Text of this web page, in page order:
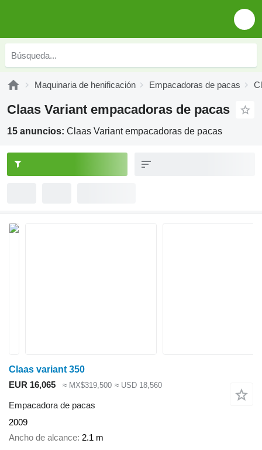
Maquinaria de henificación Empacadoras de pacas
Claas Variant empacadoras de pacas
15 anuncios: Claas Variant empacadoras de pacas
Claas variant 350
EUR 16,065
≈ MX$319,500 ≈ USD 18,560
Empacadora de pacas
2009
Ancho de alcance 2.1 m